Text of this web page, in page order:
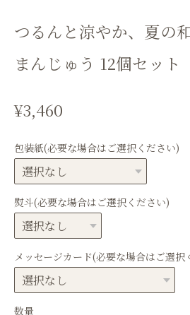
つるんと涼やか、夏の
まんじゅう 12個セット
¥3,460
包装紙(必要な場合はご選択ください)
熨斗(必要な場合はご選択ください)
メッセージカード(必要な場合はご選択
数量